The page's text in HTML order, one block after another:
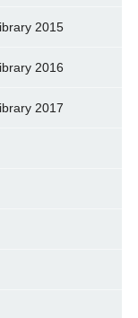
2015
2016
2017